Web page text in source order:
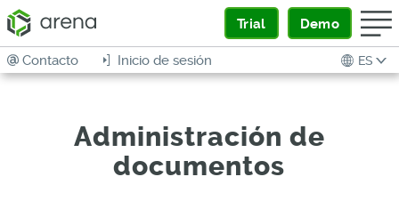
Trial Demo
ES
Inicio de sesión
Contacto
Administración de
documentos